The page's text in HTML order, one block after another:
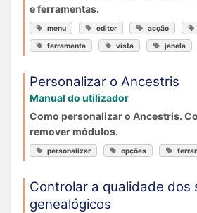
e ferramentas.
menu editor acção
ferramenta vista janela
Personalizar o Ancestris
Manual do utilizador
Como personalizar o Ancestris.
remover módulos.
personalizar opções
Controlar a qualidade dos
genealógicos